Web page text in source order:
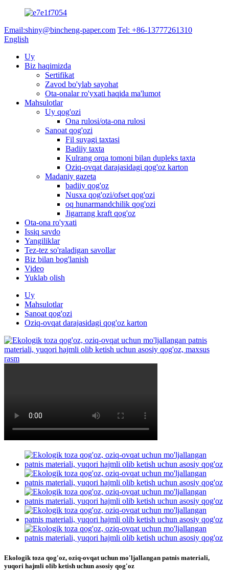
Email:shiny@bincheng-paper.com Tel: +86-13777261310
English
Uy
Biz haqimizda
Sertifikat
Zavod bo'ylab sayohat
Ota-onalar ro'yxati haqida ma'lumot
Mahsulotlar
Uy qog'ozi
Ona rulosi/ota-ona rulosi
Sanoat qog'ozi
Fil suyagi taxtasi
Badiiy taxta
Kulrang orqa tomoni bilan dupleks taxta
Oziq-ovqat darajasidagi qog'oz karton
Madaniy gazeta
badiiy qog'oz
Nusxa qog'ozi/ofset qog'ozi
oq hunarmandchilik qog'ozi
Jigarrang kraft qog'oz
Ota-ona ro'yxati
Issiq savdo
Yangiliklar
Tez-tez so'raladigan savollar
Biz bilan bog'lanish
Video
Yuklab olish
Uy
Mahsulotlar
Sanoat qog'ozi
Oziq-ovqat darajasidagi qog'oz karton
Ekologik toza qog'oz, oziq-ovqat uchun mo'ljallangan patnis materiali,
yuqori hajmli olib ketish uchun asosiy qog'oz